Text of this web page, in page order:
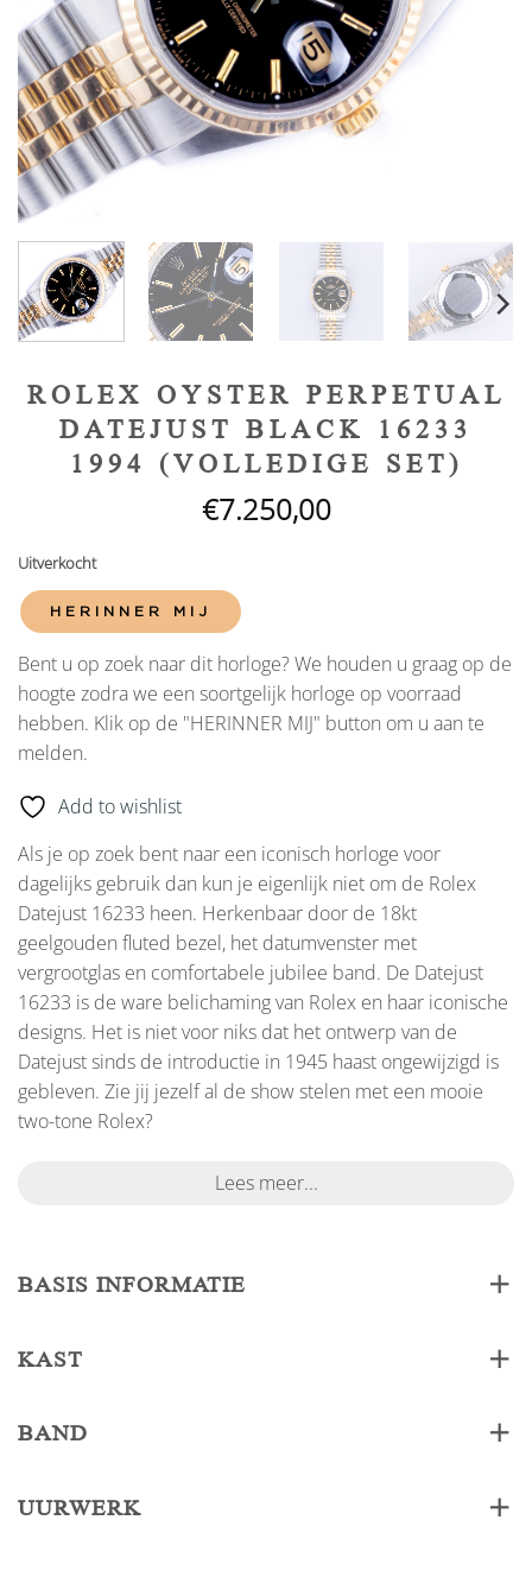
ROLEX OYSTER PERPETUAL
DATEJUST BLACK 16233
1994 (VOLLEDIGE SET)
€7.250,00
Uitverkocht
HERINNER MIJ
Bent u op zoek naar dit horloge? We houden u graag op de
hoogte zodra we een soortgelijk horloge op voorraad
hebben. Klik op de "HERINNER MIJ" button om u aan te
melden.
Add to wishlist
Als je op zoek bent naar een iconisch horloge voor
dagelijks gebruik dan kun je eigenlijk niet om de Rolex
Datejust 16233 heen. Herkenbaar door de 18kt
geelgouden fluted bezel, het datumvenster met
vergrootglas en comfortabele jubilee band. De Datejust
16233 is de ware belichaming van Rolex en haar iconische
designs. Het is niet voor niks dat het ontwerp van de
Datejust sinds de introductie in 1945 haast ongewijzigd is
gebleven. Zie jij jezelf al de show stelen met een mooie
two-tone Rolex?
Lees meer...
BASIS INFORMATIE
KAST
BAND
UURWERK